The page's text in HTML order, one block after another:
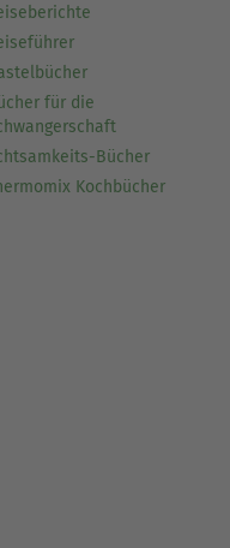
für die
Bücher
Kochbücher